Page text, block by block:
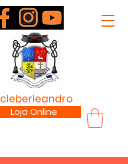
cleberleandro
Loja Online